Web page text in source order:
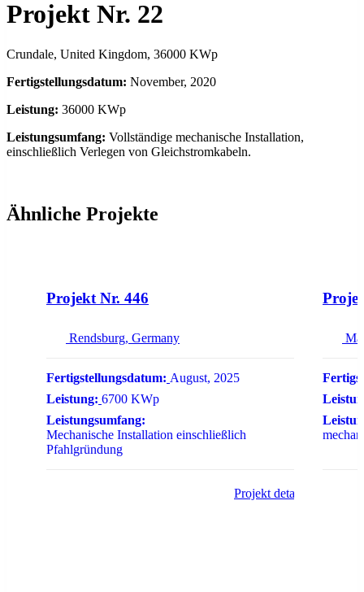
Projekt Nr. 22
Crundale, United Kingdom, 36000 KWp
Fertigstellungsdatum: November, 2020
Leistung: 36000 KWp
Leistungsumfang: Vollständige mechanische Installation,
einschließlich Verlegen von Gleichstromkabeln.
Ähnliche Projekte
Projekt Nr. 446
Rendsburg, Germany
Fertigstellungsdatum: August, 2025
Leistung: 6700 KWp
Leistungsumfang:
Mechanische Installation einschließlich
Pfahlgründung
Projekt details